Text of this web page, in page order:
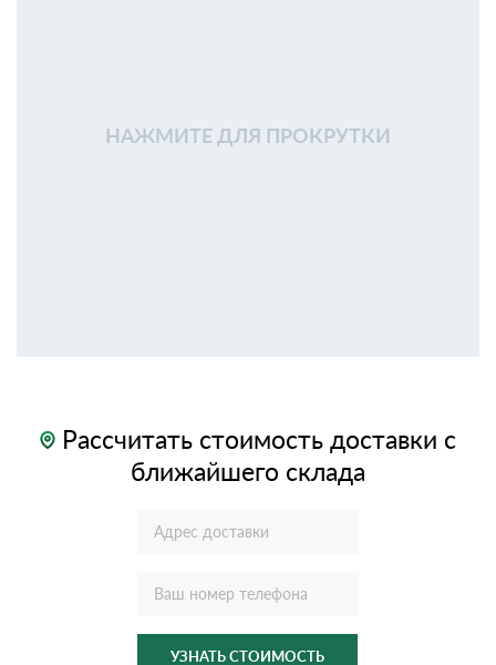
НАЖМИТЕ ДЛЯ ПРОКРУТКИ
Рассчитать стоимость доставки с
ближайшего склада
УЗНАТЬ СТОИМОСТЬ